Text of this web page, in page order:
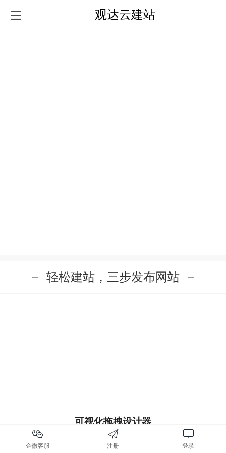
观达云建站
轻松建站，三步发布网站
可视化拖拽设计器
零代码，功能模块化，自由设计
企微客服 注册 登录